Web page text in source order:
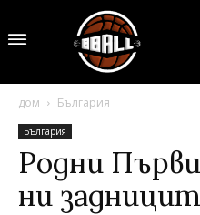
дом България
България
Родни
ни